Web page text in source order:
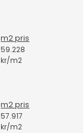
m2 pris
59.228
kr/m2
m2 pris
57.917
kr/m2